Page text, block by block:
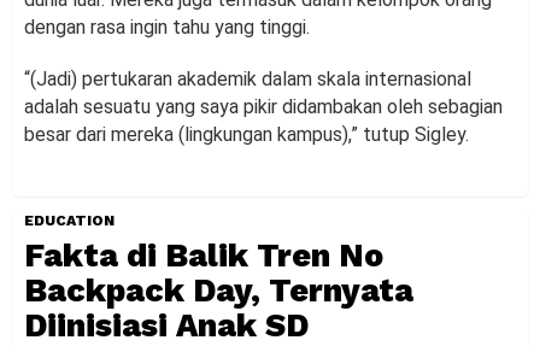
dengan rasa ingin tahu yang tinggi.
“(Jadi) pertukaran akademik dalam skala internasional
adalah sesuatu yang saya pikir didambakan oleh sebagian
besar dari mereka (lingkungan kampus),” tutup Sigley.
EDUCATION
Fakta di Balik Tren No
Backpack Day, Ternyata
Diinisiasi Anak SD